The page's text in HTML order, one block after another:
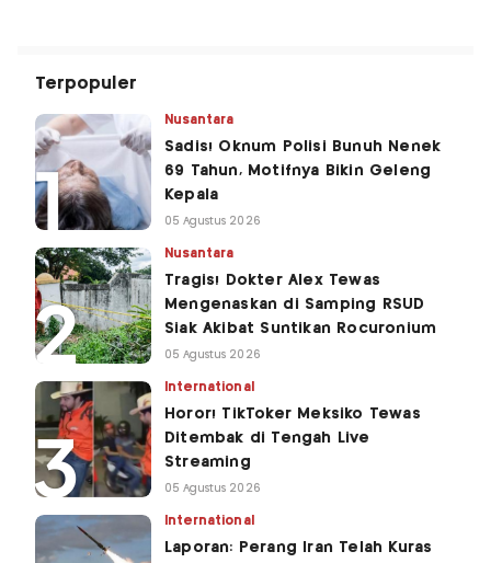
Terpopuler
Nusantara
Sadis! Oknum Polisi Bunuh Nenek
69 Tahun, Motifnya Bikin Geleng
Kepala
05 Agustus 2026
Nusantara
Tragis! Dokter Alex Tewas
Mengenaskan di Samping RSUD
Siak Akibat Suntikan Rocuronium
05 Agustus 2026
International
Horor! TikToker Meksiko Tewas
Ditembak di Tengah Live
Streaming
05 Agustus 2026
International
Laporan: Perang Iran Telah Kuras